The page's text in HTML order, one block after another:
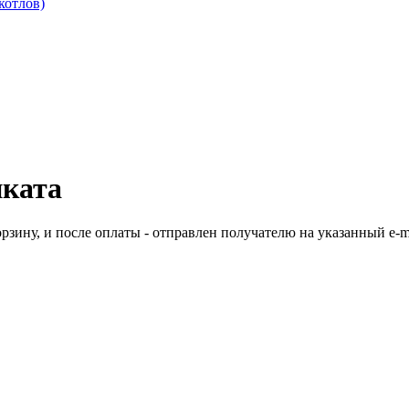
и после оплаты - отправлен получателю на указанный e-